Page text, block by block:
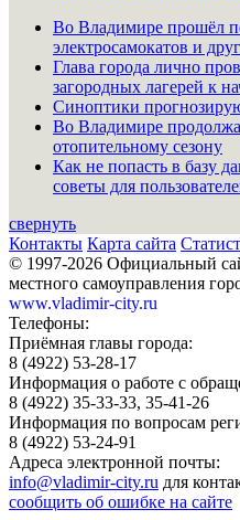
Во Владимире прошёл
электросамокатов и
Глава города лично
загородных лагерей к
Синоптики
Во Владимире
отопительному сезону
Как не попасть в базу
советы для
свернуть
Контакты Карта сайта
© 1997-2026 Официальный
местного самоуправления
www.vladimir-city.ru
Телефоны:
Приёмная главы города:
8 (4922) 53-28-17
Информация о работе с
8 (4922) 35-33-33, 35-41-26
Информация по вопросам
8 (4922) 53-24-91
Адреса электронной почты:
info@vladimir-city.ru для
сообщить об ошибке на сайте